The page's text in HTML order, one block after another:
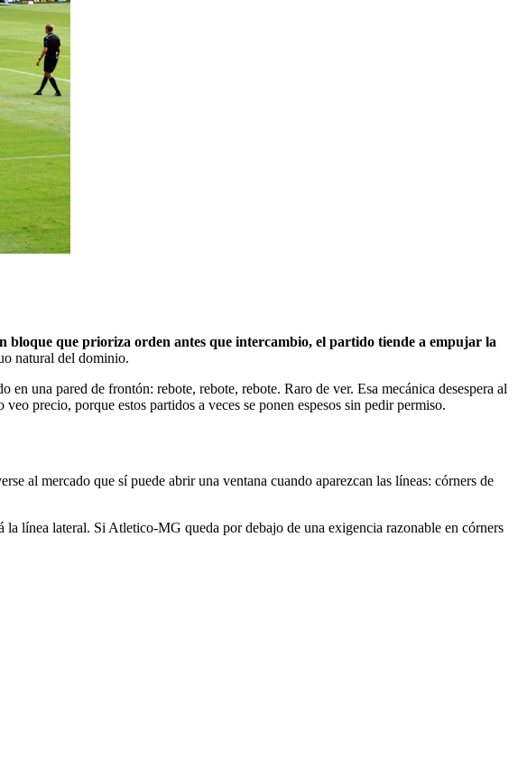
bloque que prioriza orden antes que intercambio, el partido tiende a empujar la
natural del dominio.
una pared de frontón: rebote, rebote, rebote. Raro de ver. Esa mecánica desespera al
precio, porque estos partidos a veces se ponen espesos sin pedir permiso.
al mercado que sí puede abrir una ventana cuando aparezcan las líneas: córners de
línea lateral. Si Atletico-MG queda por debajo de una exigencia razonable en córners